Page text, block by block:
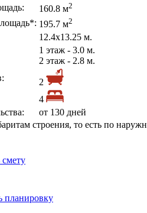
160.8 м2
195.7 м2
12.4х13.25 м.
1 этаж - 3.0 м.
2 этаж - 2.8 м.
2
4
от 130 дней
строения, то есть по
планировку